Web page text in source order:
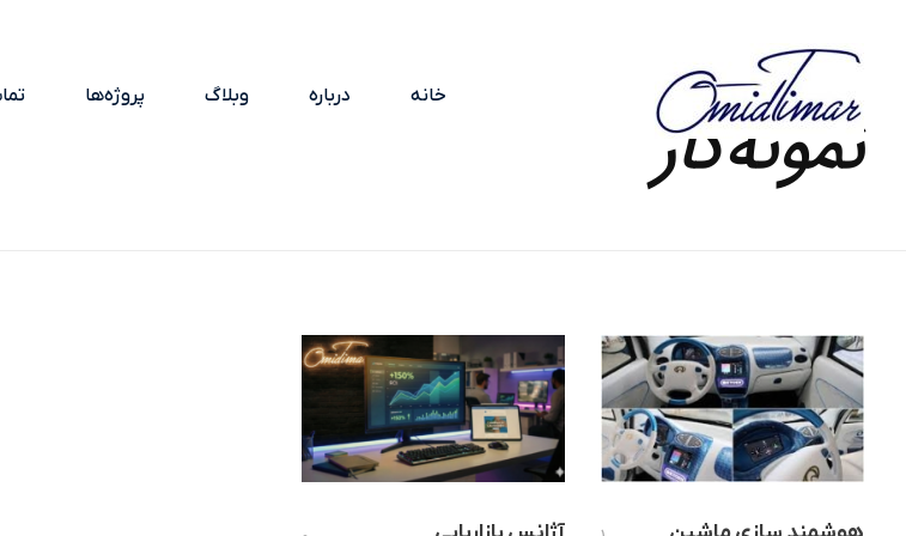
معماری برند در عصر تحول دیجیتالامید تیمار؛ مشاور توسعه فناوری و برندسازی نوین برای مدیران آینده‌نگر در مسیر تحول سازمانی
خانه درباره وبلاگ پروژه‌ها
Home هوشمند سازی
نمونه‌کار